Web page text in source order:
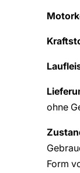
ohne
Form